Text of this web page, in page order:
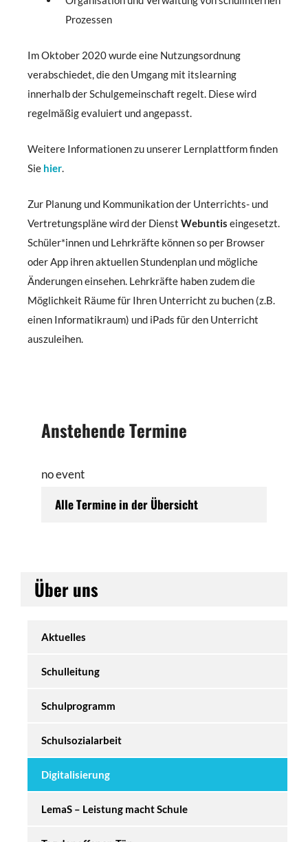
Prozessen
Im Oktober 2020 wurde eine Nutzungsordnung
verabschiedet, die den Umgang mit itslearning
innerhalb der Schulgemeinschaft regelt. Diese wird
regelmäßig evaluiert und angepasst.
Weitere Informationen zu unserer Lernplattform finden
Sie hier.
Zur Planung und Kommunikation der Unterrichts- und
Vertretungspläne wird der Dienst Webuntis eingesetzt.
Schüler*innen und Lehrkräfte können so per Browser
oder App ihren aktuellen Stundenplan und mögliche
Änderungen einsehen. Lehrkräfte haben zudem die
Möglichkeit Räume für Ihren Unterricht zu buchen (z.B.
einen Informatikraum) und iPads für den Unterricht
auszuleihen.
Anstehende Termine
no event
Alle Termine in der Übersicht
Über uns
Aktuelles
Schulleitung
Schulprogramm
Schulsozialarbeit
Digitalisierung
LemaS – Leistung macht Schule